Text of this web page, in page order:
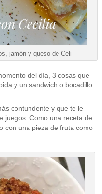
jamón y queso de Celi
del día, 3 cosas que
y un sandwich o bocadillo
contundente y que te le
juegos. Como una receta de
con una pieza de fruta como